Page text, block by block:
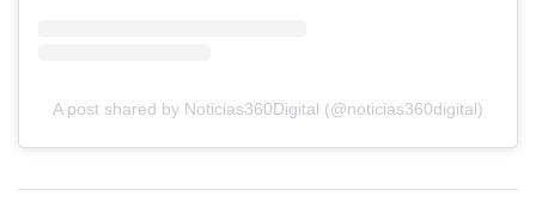
A post shared by Noticias360Digital (@noticias360digital)